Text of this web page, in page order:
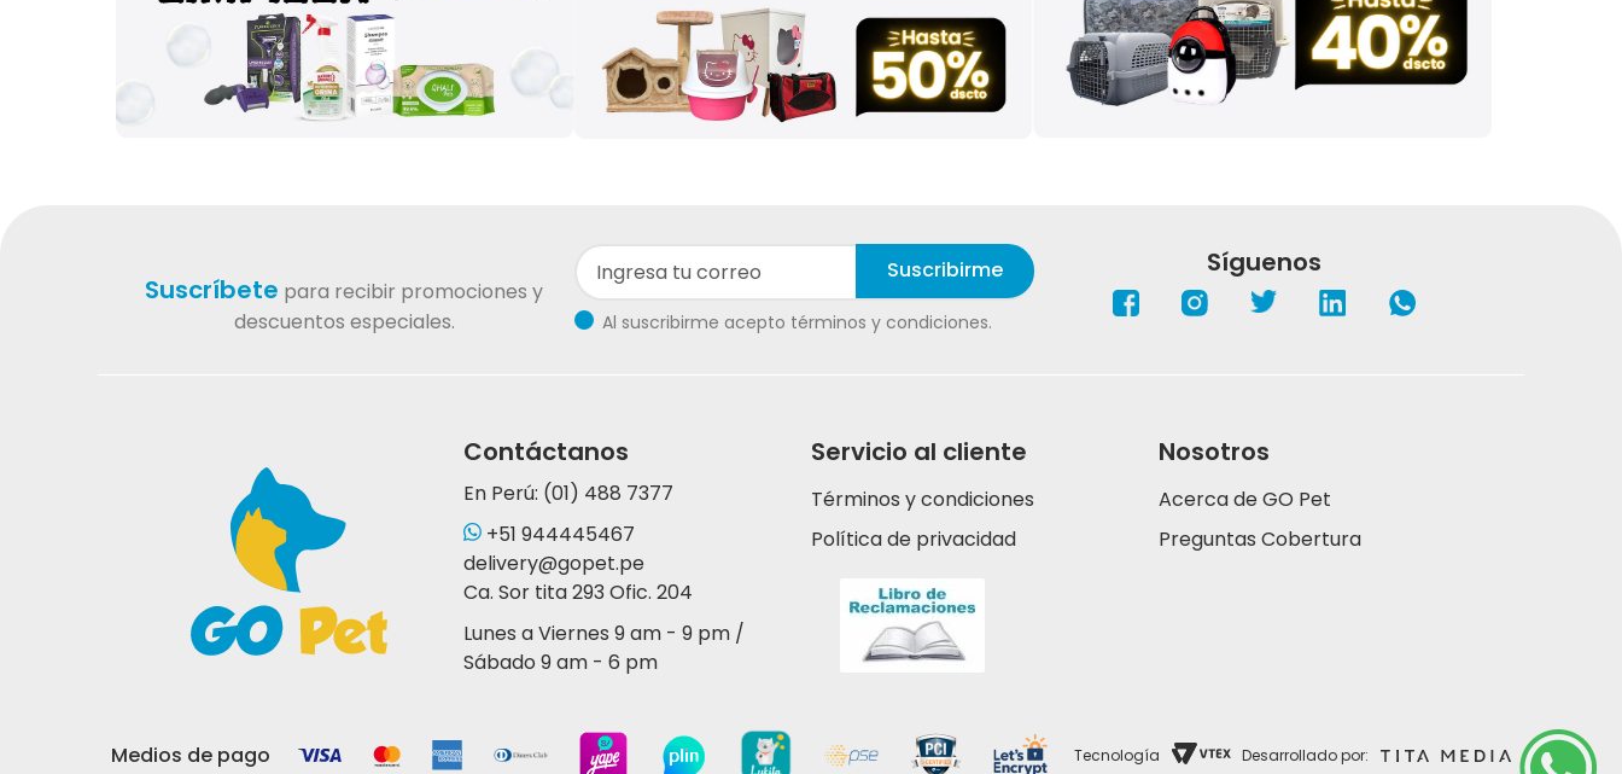
Suscríbete para recibir promociones y
descuentos especiales.
Suscribirme
Al suscribirme acepto términos y condiciones.
Síguenos
Contáctanos
En Perú: (01) 488 7377
+51 944445467
delivery@gopet.pe
Ca. Sor tita 293 Ofic. 204
Lunes a Viernes 9 am - 9 pm /
Sábado 9 am - 6 pm
Servicio al cliente
Términos y condiciones
Política de privacidad
Nosotros
Acerca de GO Pet
Preguntas Cobertura
Medios de pago Tecnología Desarrollado por: